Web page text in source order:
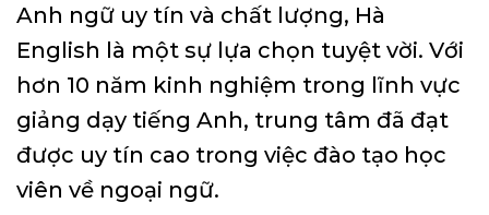
Anh ngữ uy tín và chất lượng, Hà
English là một sự lựa chọn tuyệt vời. Với
hơn 10 năm kinh nghiệm trong lĩnh vực
giảng dạy tiếng Anh, trung tâm đã đạt
được uy tín cao trong việc đào tạo học
viên về ngoại ngữ.